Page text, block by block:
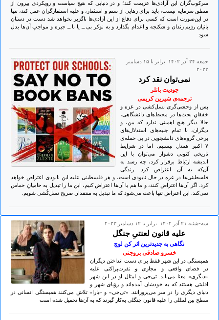
سرکوب‌گران این آزادی‌ها عزیمت کند؛ و در دنیایی که هیچ سیاست و رویکردی بیرون از
منطق سرمایه نیست، باید برای رهایی از ستم و استثمار، و علیه استثمارگران عمل کند، تنها
در این‌صورت است که کسی برای دفاع از این آزادی‌ها ناگزیر نخواهد شد دست در دستان
بانیان رژیم زندان و شکنجه و اعدام بگذارد و به نوکر بی ــ یا با ــ جیره و مواجبِ آن‌ها بدل
شود
جمعه ۲۴ آذر ۱۴۰۲ برابر با ۱۵ دسامبر
۲۰۲۳
نمی‌توان نقد کرد
جودیت باتلر
ترجمه‌ی شیرین کریمی
پس از وحشی‌گری نسل‌کشی در غزه و
خفقانِ بحث‌ها در محیط‌های دانشگاهی،
حالا دیگر هیچ اهمیتی ندارد که من، و
دیگران، با تمام جنبه‌های استدلال‌های
برخی گروه‌های دانشجویی در پی حمله‌ی
۷ اکتبر همدل نیستیم. اما در شرایط
تاریخی کنونی دشوار می‌توان با این
اندیشه ارتباط برقرار کرد، چه رسد به
آن‌که به آن اعتراض کرد. زندگی‌
فلسطینی‌ها در غزه در حال نابودی است، و هر فلسطینی علیه این نابودی اعتراض خواهد
کرد. اگر آن‌ها اعتراض کنند، و ما هم با آن‌ها اعتراض کنیم، این ما را تبدیل به حامیانِ حماس
نمی‌کند. این اعتراض تنها باعث می‌شود که ما تبدیل به منتقدان صریح نسل‌کُشی شویم.
سه-شنبه ۲۱ آذر ۱۴۰۲ برابر با ۱۲ دسامبر ۲۰۲۳
علیه قانون لعنتیِ جنگل
نگاهی به جدیدترین اثر کن لوچ
خسرو صادقی بروجنی
همبستگی در این شهر فقط برای دست انداختن دیگران
در فضای واقعی و مجازی و نفرت‌پراکنی علیه
«دیگری» معنا می‌یابد. تی‌جی و امثال او در این شهر
اقلیتی هستند که به خودشان آمده‌اند و رؤیای شهر و
دنیای دیگری را در سر می‌پرورانند. «تی‌جی» و «یارا» تلاش می‌کنند همبستگی انسانی در
سطح بین‌المللی را علیه قانون جنگلی به‌کار گیرند که به آن‌ها تحمیل شده است